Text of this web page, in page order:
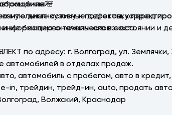
диагностику и подготовку перед
без первоначального взноса.
🚨
кузовные дефекты,
о техническом состоянии и
по адресу: г. Волгоград, ул. Землячки,
автомобилей в отделах продаж.
автомобиль с пробегом, авто в
in, трейдин, трейд-ин, аutо, продать
Волжский, Краснодар